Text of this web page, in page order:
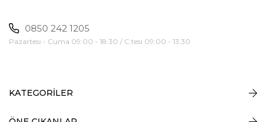
0850 242 1205
Pazartesi - Cuma 09:00 - 18:30 / C.tesi 09:00 - 13:30
KATEGORİLER